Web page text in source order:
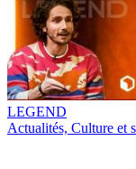
LEGEND
Actualités, Culture et